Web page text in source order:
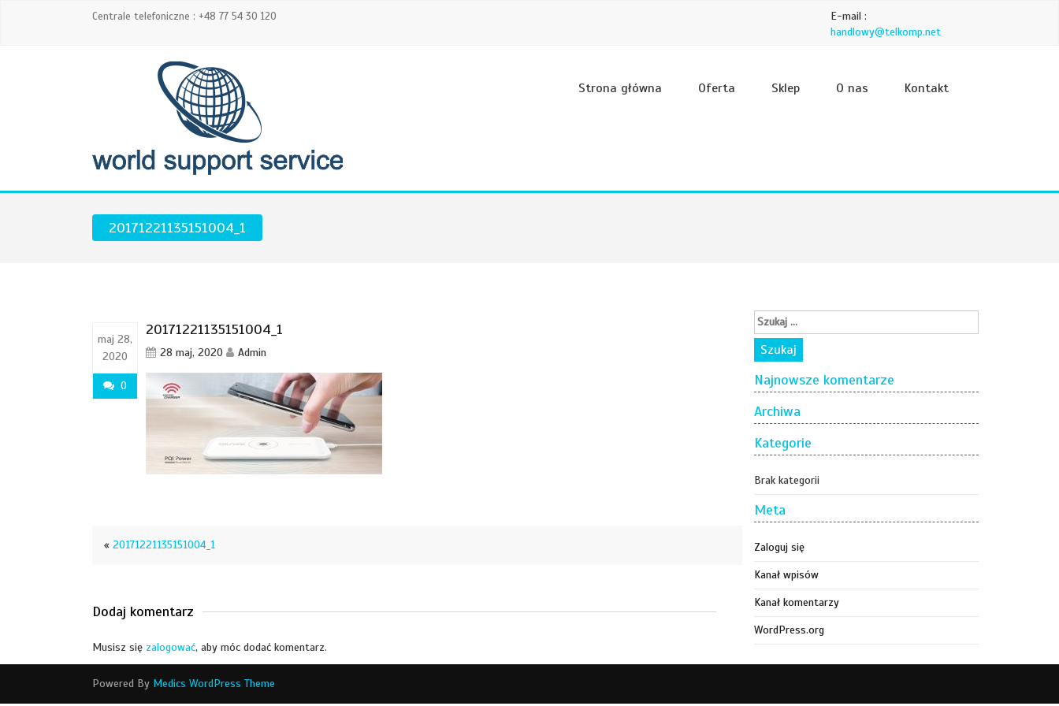
Centrale telefoniczne : +48 77 54 30 120
E-mail :
handlowy@telkomp.net
Strona główna Oferta Sklep O nas Kontakt
20171221135151004_1
maj 28,
2020
0
20171221135151004_1
28 maj, 2020 Admin
« 20171221135151004_1
Dodaj komentarz
Musisz się zalogować, aby móc dodać komentarz.
Najnowsze komentarze
Archiwa
Kategorie
Brak kategorii
Meta
Zaloguj się
Kanał wpisów
Kanał komentarzy
WordPress.org
Powered By Medics WordPress Theme